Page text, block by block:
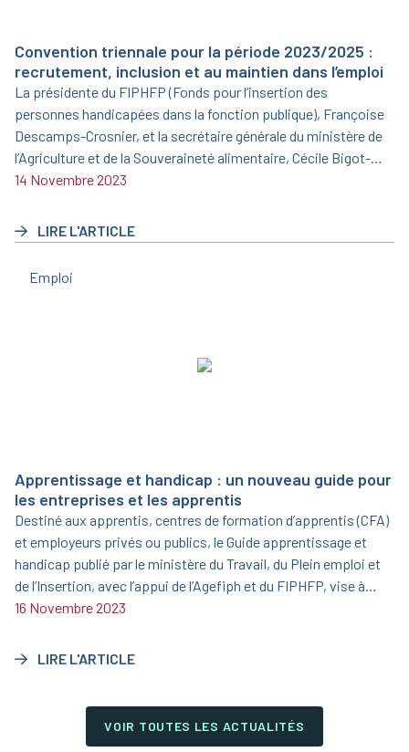
Convention triennale pour la période 2023/2025 :
recrutement, inclusion et au maintien dans l’emploi
La présidente du FIPHFP (Fonds pour l’insertion des
personnes handicapées dans la fonction publique), Françoise
Descamps-Crosnier, et la secrétaire générale du ministère de
l’Agriculture et de la Souveraineté alimentaire, Cécile Bigot-
Dekeyzer, ont signé le 19 juin 2023 une nouvelle convention
14 Novembre 2023
LIRE L'ARTICLE
Emploi
Apprentissage et handicap : un nouveau guide pour
les entreprises et les apprentis
Destiné aux apprentis, centres de formation d’apprentis (CFA)
et employeurs privés ou publics, le Guide apprentissage et
handicap publié par le ministère du Travail, du Plein emploi et
de l’Insertion, avec l’appui de l’Agefiph et du FIPHFP, vise à
informer et sensibiliser sur l’opportunité que représente
16 Novembre 2023
LIRE L'ARTICLE
VOIR TOUTES LES ACTUALITÉS